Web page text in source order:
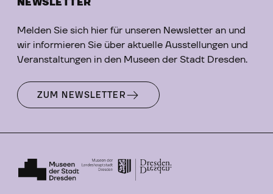
NEWSLETTER
Melden Sie sich hier für unseren Newsletter an und
wir informieren Sie über aktuelle Ausstellungen und
Veranstaltungen in den Museen der Stadt Dresden.
ZUM NEWSLETTER